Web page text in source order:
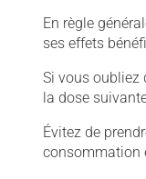
En règle
ses effets
Si vous oubliez
la dose
Évitez de
consommation